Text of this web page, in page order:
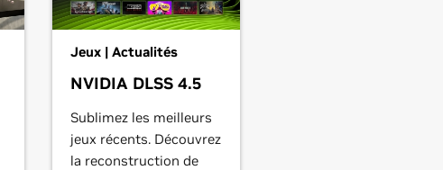
Jeux | Actualités
NVIDIA DLSS 4.5
Sublimez les meilleurs
jeux récents. Découvrez
la reconstruction de